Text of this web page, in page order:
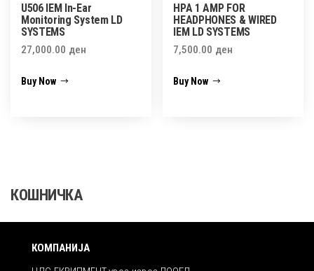
U506 IEM In-Ear
Monitoring System LD
SYSTEMS
27,000.00 ден
Buy Now
HPA 1 AMP FOR
HEADPHONES & WIRED
IEM LD SYSTEMS
7,500.00 ден
Buy Now
КОШНИЧКА
КОМПАНИЈА